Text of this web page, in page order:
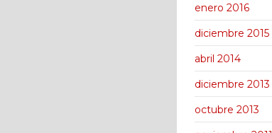
enero 2016
diciembre 2015
abril 2014
diciembre 2013
octubre 2013